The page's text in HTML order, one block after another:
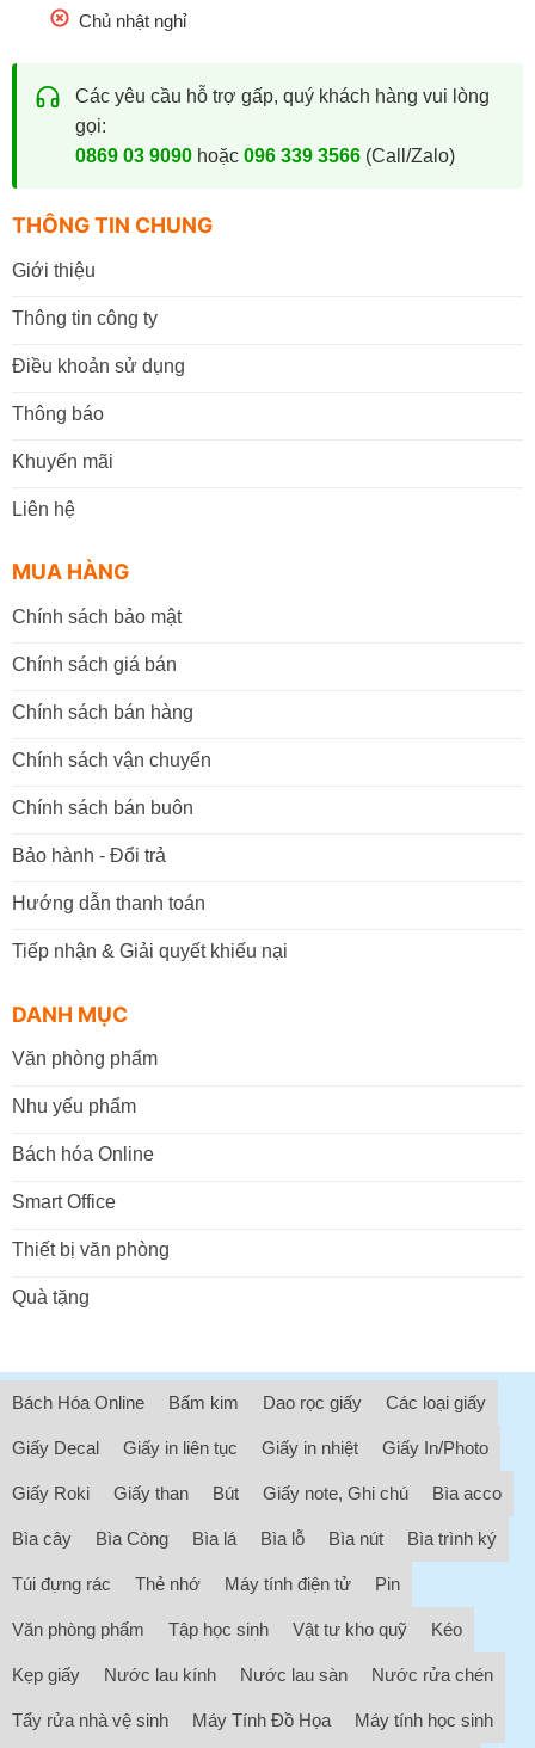
Chủ nhật nghỉ
Các yêu cầu hỗ trợ gấp, quý khách hàng vui lòng
gọi:
0869 03 9090hoặc 096 339 3566(Call/Zalo)
THÔNG TIN CHUNG
Giới thiệu
Thông tin công ty
Điều khoản sử dụng
Thông báo
Khuyến mãi
Liên hệ
MUA HÀNG
Chính sách bảo mật
Chính sách giá bán
Chính sách bán hàng
Chính sách vận chuyển
Chính sách bán buôn
Bảo hành - Đổi trả
Hướng dẫn thanh toán
Tiếp nhận & Giải quyết khiếu nại
DANH MỤC
Văn phòng phẩm
Nhu yếu phẩm
Bách hóa Online
Smart Office
Thiết bị văn phòng
Quà tặng
Bách Hóa Online Bấm kim Dao rọc giấy Các loại giấy
Giấy Decal Giấy in liên tục Giấy in nhiệt Giấy In/Photo
Giấy Roki Giấy than Bút Giấy note, Ghi chú Bìa acco
Bìa cây Bìa Còng Bìa lá Bìa lỗ Bìa nút Bìa trình ký
Túi đựng rác Thẻ nhớ Máy tính điện tử Pin
Văn phòng phẩm Tập học sinh Vật tư kho quỹ Kéo
Kẹp giấy Nước lau kính Nước lau sàn Nước rửa chén
Tẩy rửa nhà vệ sinh Máy Tính Đồ Họa Máy tính học sinh